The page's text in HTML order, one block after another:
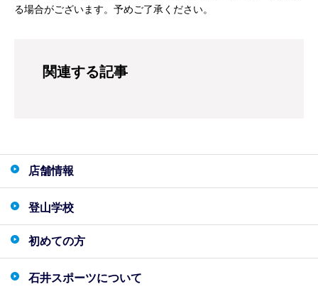
る場合がございます。予めご了承ください。
関連する記事
店舗情報
登山学校
初めての方
石井スポーツについて